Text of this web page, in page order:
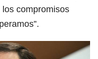
compromisos